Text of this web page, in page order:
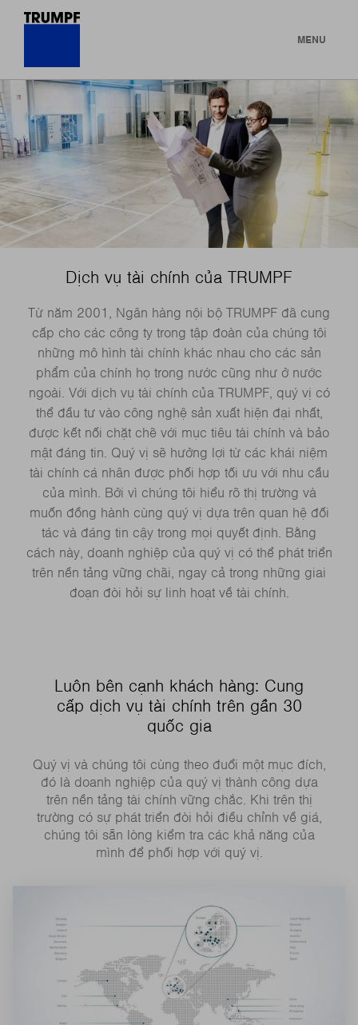
MENU
Dịch vụ tài chính của TRUMPF
Từ năm 2001, Ngân hàng nội bộ TRUMPF đã cung
cấp cho các công ty trong tập đoàn của chúng tôi
những mô hình tài chính khác nhau cho các sản
phẩm của chính họ trong nước cũng như ở nước
ngoài. Với dịch vụ tài chính của TRUMPF, quý vị có
thể đầu tư vào công nghệ sản xuất hiện đại nhất,
được kết nối chặt chẽ với mục tiêu tài chính và bảo
mật đáng tin. Quý vị sẽ hưởng lợi từ các khái niệm
tài chính cá nhân được phối hợp tối ưu với nhu cầu
của mình. Bởi vì chúng tôi hiểu rõ thị trường và
muốn đồng hành cùng quý vị dựa trên quan hệ đối
tác và đáng tin cậy trong mọi quyết định. Bằng
cách này, doanh nghiệp của quý vị có thể phát triển
trên nền tảng vững chãi, ngay cả trong những giai
đoạn đòi hỏi sự linh hoạt về tài chính.
Luôn bên cạnh khách hàng: Cung
cấp dịch vụ tài chính trên gần 30
quốc gia
Quý vị và chúng tôi cùng theo đuổi một mục đích,
đó là doanh nghiệp của quý vị thành công dựa
trên nền tảng tài chính vững chắc. Khi trên thị
trường có sự phát triển đòi hỏi điều chỉnh về giá,
chúng tôi sẵn lòng kiểm tra các khả năng của
mình để phối hợp với quý vị.